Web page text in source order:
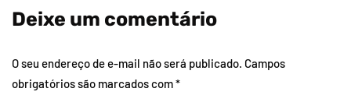
Deixe um comentário
O seu endereço de e-mail não será publicado. Campos
obrigatórios são marcados com*